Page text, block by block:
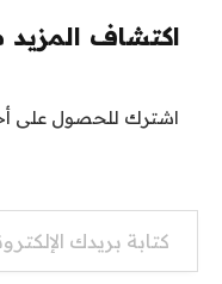
اكتشاف
اشترك للحصول على
كتابة بريدك الإلكتروني...